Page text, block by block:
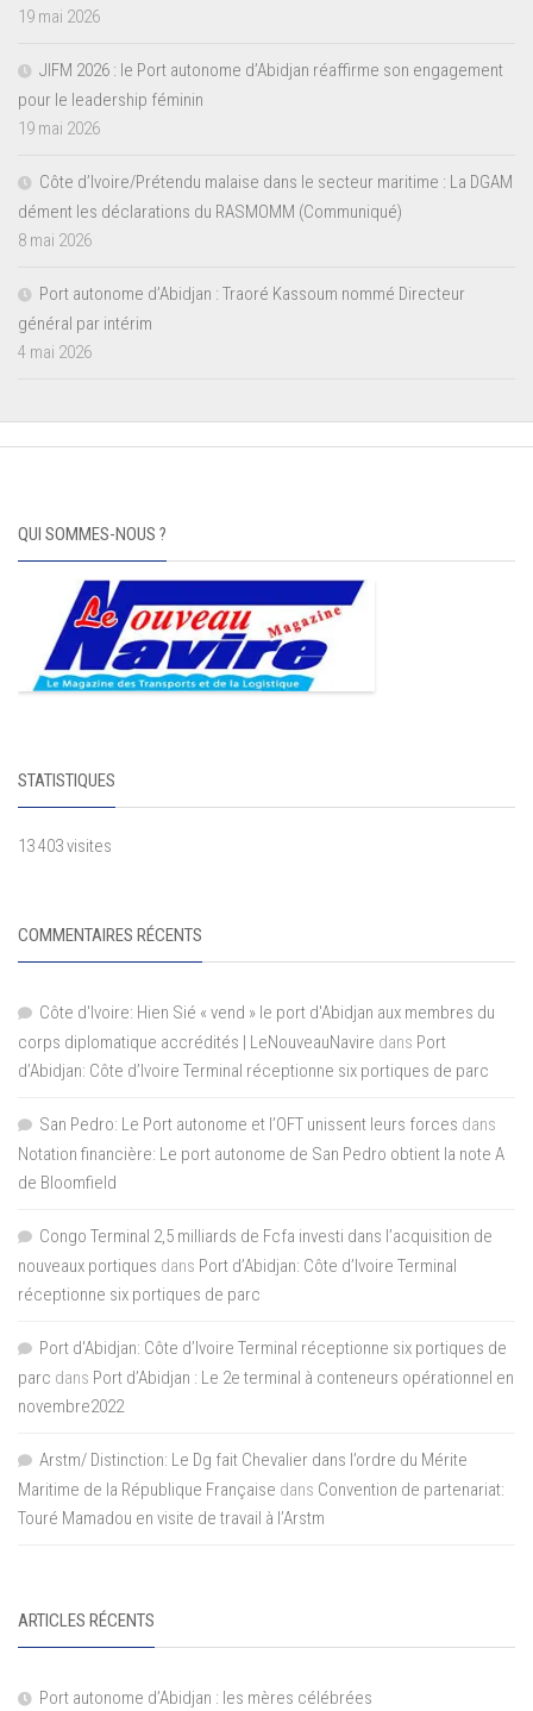
19 mai 2026
JIFM 2026 : le Port autonome d’Abidjan réaffirme son engagement
pour le leadership féminin
19 mai 2026
Côte d’Ivoire/Prétendu malaise dans le secteur maritime : La DGAM
dément les déclarations du RASMOMM (Communiqué)
8 mai 2026
Port autonome d’Abidjan : Traoré Kassoum nommé Directeur
général par intérim
4 mai 2026
QUI SOMMES-NOUS ?
STATISTIQUES
13 403 visites
COMMENTAIRES RÉCENTS
Côte d'Ivoire: Hien Sié « vend » le port d'Abidjan aux membres du
corps diplomatique accrédités | LeNouveauNavire dans Port
d’Abidjan: Côte d’Ivoire Terminal réceptionne six portiques de parc
San Pedro: Le Port autonome et l’OFT unissent leurs forces dans
Notation financière: Le port autonome de San Pedro obtient la note A
de Bloomfield
Congo Terminal 2,5 milliards de Fcfa investi dans l’acquisition de
nouveaux portiques dans Port d’Abidjan: Côte d’Ivoire Terminal
réceptionne six portiques de parc
Port d'Abidjan: Côte d’Ivoire Terminal réceptionne six portiques de
parc dans Port d’Abidjan : Le 2e terminal à conteneurs opérationnel en
novembre2022
Arstm/ Distinction: Le Dg fait Chevalier dans l’ordre du Mérite
Maritime de la République Française dans Convention de partenariat:
Touré Mamadou en visite de travail à l’Arstm
ARTICLES RÉCENTS
Port autonome d’Abidjan : les mères célébrées